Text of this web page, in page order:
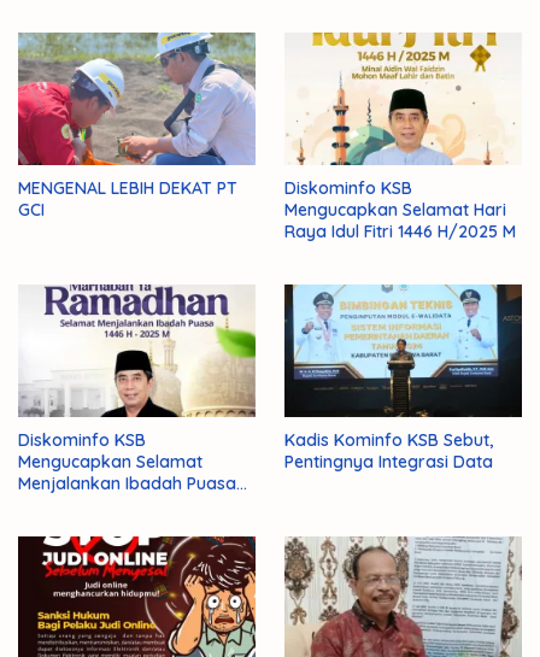
MENGENAL LEBIH DEKAT PT
GCI
Diskominfo KSB
Mengucapkan Selamat Hari
Raya Idul Fitri 1446 H/2025 M
Diskominfo KSB
Mengucapkan Selamat
Menjalankan Ibadah Puasa
Kadis Kominfo KSB Sebut,
Pentingnya Integrasi Data